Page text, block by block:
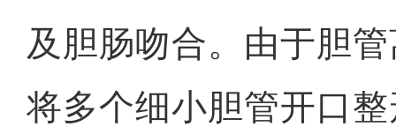
及胆肠吻合。由于胆
将多个细小胆管开口